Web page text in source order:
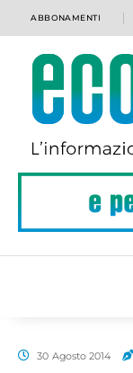
ABBONAMENTI
30 Agosto 2014